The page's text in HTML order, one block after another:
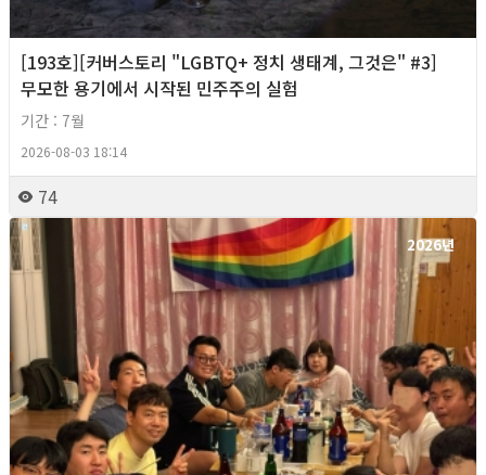
[193호][커버스토리 "LGBTQ+ 정치 생태계, 그것은" #3]
무모한 용기에서 시작된 민주주의 실험
기간 : 7월
2026-08-03 18:14
74
2026년